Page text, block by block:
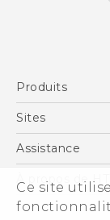
Ce siteEnglish
Produits
Smartphones
Vive
Accessoires
Sites
HTC Vive
HTC Pro
Assistance
eCommerce
À propos de HTC
ESG